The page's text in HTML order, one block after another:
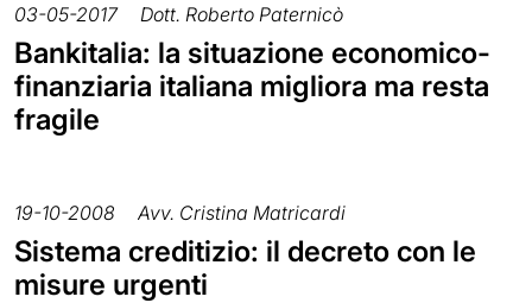
03-05-2017 Dott. Roberto Paternicò
Bankitalia: la situazione economico-
finanziaria italiana migliora ma resta
fragile
19-10-2008 Avv. Cristina Matricardi
Sistema creditizio: il decreto con le
misure urgenti